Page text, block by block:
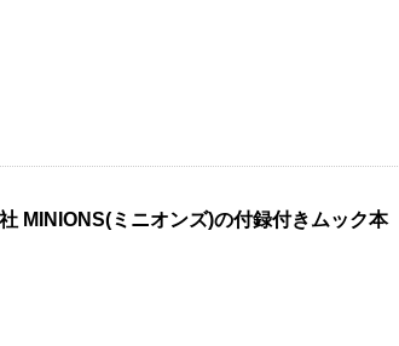
MINIONS(ミニオンズ)の付録付きムック本